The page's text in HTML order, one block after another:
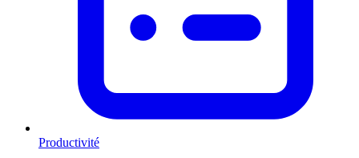
Productivité